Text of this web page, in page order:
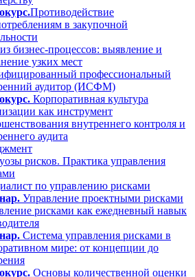
Противодействие
в закупочной
бизнес-процессов: выявление и
узких мест
профессиональный
аудитор (ИСФМ)
Корпоративная культура
как инструмент
внутреннего контроля и
аудита
рисков. Практика управления
по управлению рисками
Управление проектными рисками
рисками как ежедневный навык
Система управления рисками в
мире: от концепции до
Основы количественной оценки